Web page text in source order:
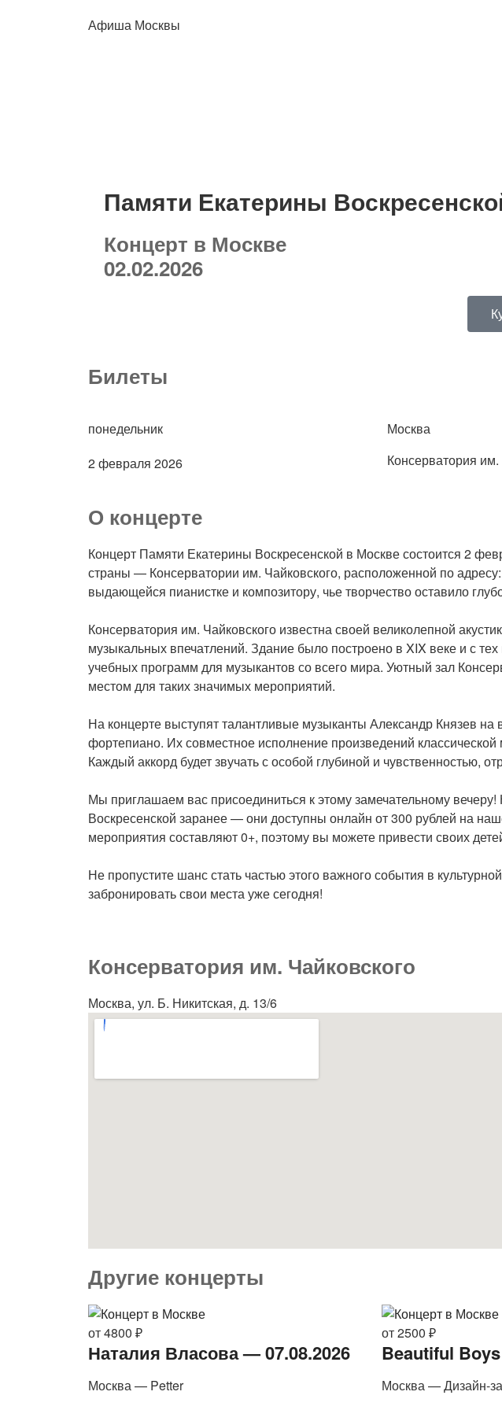
Афиша Москвы
Памяти Екатерины
Концерт в Москве
02.02.2026
Билеты
понедельник
2 февраля 2026
Москва
Консерватория им.
О концерте
Концерт Памяти Екатерины Воскресенской в Москве состоится 2
страны — Консерватории им. Чайковского, расположенной по
выдающейся пианистке и композитору, чье творчество оставило
Консерватория им. Чайковского известна своей великолепной
музыкальных впечатлений. Здание было построено в XIX веке и с
учебных программ для музыкантов со всего мира. Уютный зал
местом для таких значимых мероприятий.
На концерте выступят талантливые музыканты Александр Князев
фортепиано. Их совместное исполнение произведений
Каждый аккорд будет звучать с особой глубиной и чувственностью,
Мы приглашаем вас присоединиться к этому замечательному
Воскресенской заранее — они доступны онлайн от 300 рублей на
мероприятия составляют 0+, поэтому вы можете привести своих
Не пропустите шанс стать частью этого важного события в
забронировать свои места уже сегодня!
Консерватория им. Чайковского
Москва, ул. Б. Никитская, д. 13/6
Другие концерты
от 4800 ₽
Наталия Власова — 07.08.2026
Москва — Petter
от 2500 ₽
Beautiful
Москва — Дизайн-